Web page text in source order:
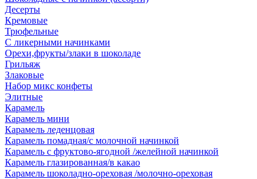
Десерты
Кремовые
Трюфельные
С ликерными начинками
Орехи,фрукты/злаки в шоколаде
Грильяж
Злаковые
Набор микс конфеты
Элитные
Карамель
Карамель мини
Карамель леденцовая
Карамель помадная/с молочной начинкой
Карамель с фруктово-ягодной /желейной начинкой
Карамель глазированная/в какао
Карамель шоколадно-ореховая /молочно-ореховая